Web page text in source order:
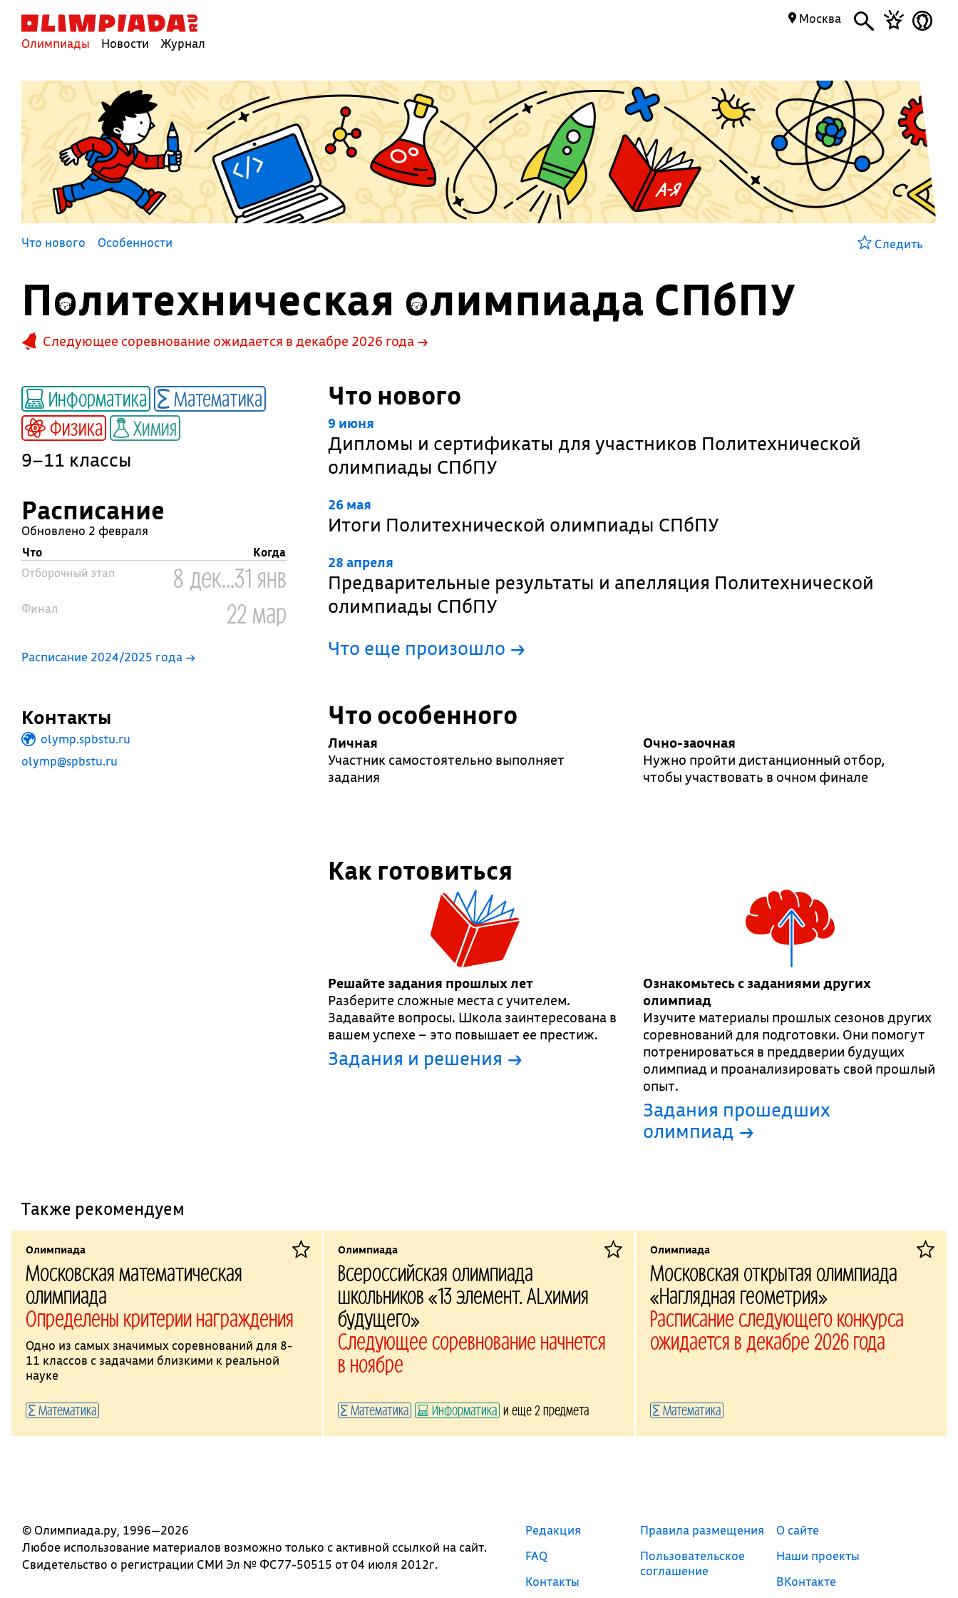
Олимпиады Новости Журнал
Москва
Что нового Особенности Следить
Политехническая олимпиада СПбПУ
Следующее соревнование ожидается в декабре 2026 года →
Информатика
Математика
Физика
Химия
9–11 классы
Расписание
Обновлено 2 февраля
Что
Когда
Отборочный этап
8 дек...31 янв
Финал 22 мар
Расписание 2024/2025 года →
Контакты
olymp.spbstu.ru
olymp@spbstu.ru
Что нового
9 июня
Дипломы и сертификаты для участников Политехнической
олимпиады СПбПУ
26 мая
Итоги Политехнической олимпиады СПбПУ
28 апреля
Предварительные результаты и апелляция Политехнической
олимпиады СПбПУ
Что еще произошло →
Что особенного
Личная
Участник самостоятельно выполняет
задания
Очно-заочная
Нужно пройти дистанционный отбор,
чтобы участвовать в очном финале
Как готовиться
Решайте задания прошлых лет
Разберите сложные места с учителем.
Задавайте вопросы. Школа заинтересована в
вашем успехе – это повышает ее престиж.
Задания и решения →
Ознакомьтесь с заданиями других
олимпиад
Изучите материалы прошлых сезонов других
соревнований для подготовки. Они помогут
потренироваться в преддверии будущих
олимпиад и проанализировать свой прошлый
опыт.
Задания прошедших
олимпиад →
Также рекомендуем
Олимпиада
Московская математическая
олимпиада
Определены критерии награждения
Одно из самых значимых соревнований для 8-
11 классов с задачами близкими к реальной
науке
Математика
Олимпиада
Всероссийская олимпиада
школьников «13 элемент. ALхимия
будущего»
Следующее соревнование начнется
в ноябре
Математика Информатика и еще 2 предмета
Олимпиада
Московская открытая олимпиада
«Наглядная геометрия»
Расписание следующего конкурса
ожидается в декабре 2026 года
Математика
© Олимпиада.ру, 1996—2026
Любое использование материалов возможно только с активной ссылкой на сайт.
Свидетельство о регистрации СМИ Эл № ФС77-50515 от 04 июля 2012г.
Редакция
FAQ
Контакты
Правила размещения
Пользовательское
соглашение
О сайте
Наши проекты
ВКонтакте